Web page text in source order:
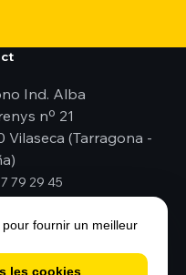
Ind. Alba
nº 21
Vilaseca (Tarragona -
79 29 45
fournir un meilleur
les cookies